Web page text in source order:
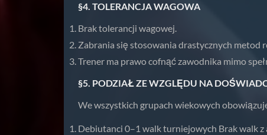
§4. TOLERANCJA WAGOWA
Brak tolerancji wagowej.
Zabrania się stosowania drastycznych metod
Trener ma prawo cofnąć zawodnika mimo
§5. PODZIAŁ ZE WZGLĘDU NA
We wszystkich grupach wiekowych
Debiutanci 0–1 walk turniejowych Brak walk